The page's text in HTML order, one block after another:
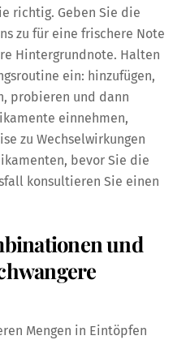
richtig. Geben Sie die
zu für eine frischere Note
Hintergrundnote. Halten
ein: hinzufügen,
probieren und dann
einnehmen,
zu Wechselwirkungen
bevor Sie die
konsultieren Sie einen
und
Mengen in Eintöpfen